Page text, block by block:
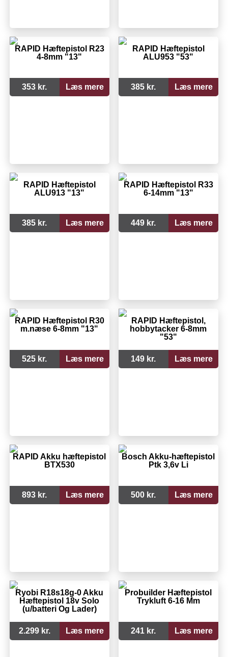
RAPID Hæftepistol R23
4-8mm "13"
353 kr. Læs mere
RAPID Hæftepistol
ALU953 "53"
385 kr. Læs mere
RAPID Hæftepistol
ALU913 "13"
385 kr. Læs mere
RAPID Hæftepistol R33
6-14mm "13"
449 kr. Læs mere
RAPID Hæftepistol R30
m.næse 6-8mm "13"
525 kr. Læs mere
RAPID Hæftepistol,
hobbytacker 6-8mm
"53"
149 kr. Læs mere
RAPID Akku hæftepistol
BTX530
893 kr. Læs mere
Bosch Akku-hæftepistol
Ptk 3,6v Li
500 kr. Læs mere
Ryobi R18s18g-0 Akku
Hæftepistol 18v Solo
(u/batteri Og Lader)
2.299 kr. Læs mere
Probuilder Hæftepistol
Trykluft 6-16 Mm
241 kr. Læs mere